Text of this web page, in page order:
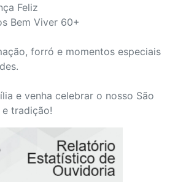
Feliz
Bem Viver 60+
forró e momentos especiais
e venha celebrar o nosso São
tradição!